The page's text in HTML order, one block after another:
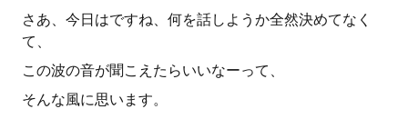
さあ、今日はですね、何を話しようか全然決めてなく
て、
この波の音が聞こえたらいいなーって、
そんな風に思います。